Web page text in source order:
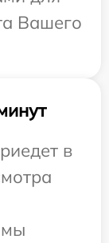
Вашего
в
мы